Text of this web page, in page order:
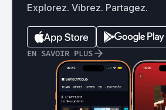
Explorez. Vibrez. Partagez.
EN SAVOIR PLUS